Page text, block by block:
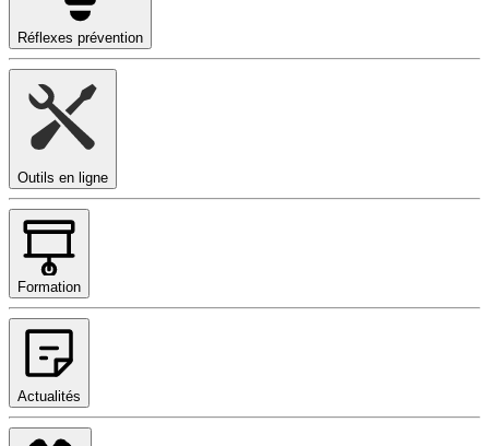
Réflexes prévention
Outils en ligne
Formation
Actualités